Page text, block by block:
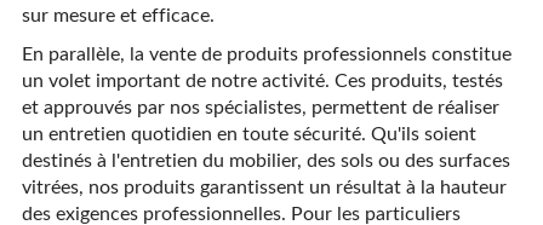
sur mesure et efficace.
En parallèle, la vente de produits professionnels constitue
un volet important de notre activité. Ces produits, testés
et approuvés par nos spécialistes, permettent de réaliser
un entretien quotidien en toute sécurité. Qu'ils soient
destinés à l'entretien du mobilier, des sols ou des surfaces
vitrées, nos produits garantissent un résultat à la hauteur
des exigences professionnelles. Pour les particuliers